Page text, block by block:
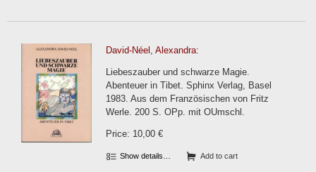
David-Néel, Alexandra:
Liebeszauber und schwarze Magie.
Abenteuer in Tibet. Sphinx Verlag, Basel
1983. Aus dem Französischen von Fritz
Werle. 200 S. OPp. mit OUmschl.
Price: 10,00 €
Show details… Add to cart